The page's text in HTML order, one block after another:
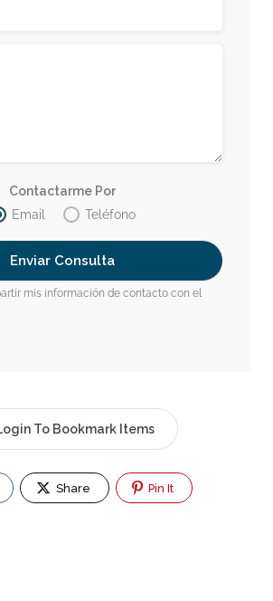
Contactarme Por
Email
Teléfono
mis información de contacto con el
To Bookmark Items
Share Pin It